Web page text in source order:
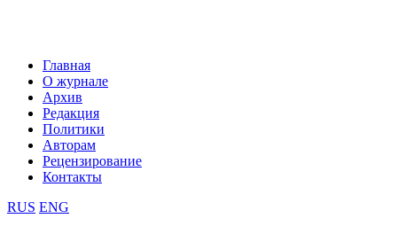
Главная
О журнале
Архив
Редакция
Политики
Авторам
Рецензирование
Контакты
RUS ENG